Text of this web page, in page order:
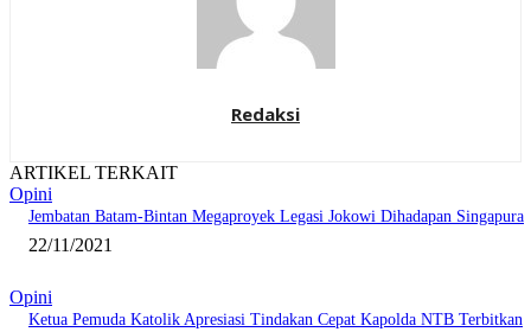
Redaksi
ARTIKEL TERKAIT
Opini
Jembatan Batam-Bintan Megaproyek Legasi Jokowi Dihadapan Singapura
22/11/2021
Opini
Ketua Pemuda Katolik Apresiasi Tindakan Cepat Kapolda NTB Terbitkan